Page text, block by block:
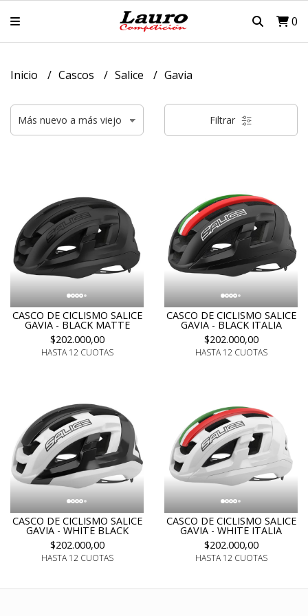
0
Inicio Cascos Salice Gavia
Filtrar
CASCO DE CICLISMO SALICE
GAVIA - BLACK MATTE
$202.000,00
HASTA 12 CUOTAS
CASCO DE CICLISMO SALICE
GAVIA - BLACK ITALIA
$202.000,00
HASTA 12 CUOTAS
CASCO DE CICLISMO SALICE
GAVIA - WHITE BLACK
$202.000,00
HASTA 12 CUOTAS
CASCO DE CICLISMO SALICE
GAVIA - WHITE ITALIA
$202.000,00
HASTA 12 CUOTAS